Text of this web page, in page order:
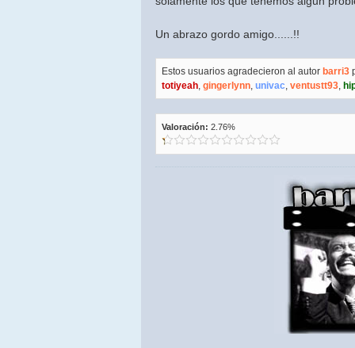
Un abrazo gordo amigo......!!
Estos usuarios agradecieron al autor barri3
totiyeah, gingerlynn, univac, ventustt93,
Valoración: 2.76%